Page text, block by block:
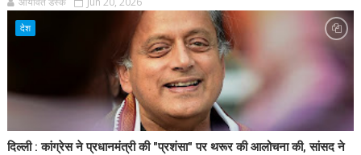
देश
दिल्ली : कांग्रेस ने प्रधानमंत्री की "प्रशंसा" पर थरूर की आलोचना की, सांसद ने